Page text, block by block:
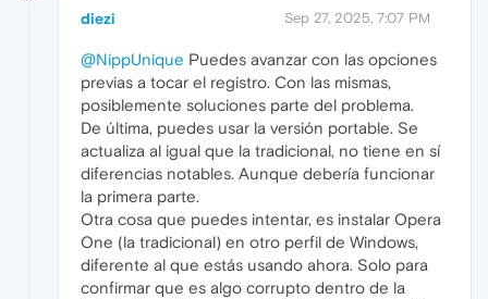
diezi Sep 27, 2025, 7:07 PM
@NippUnique Puedes avanzar con las opciones
previas a tocar el registro. Con las mismas,
posiblemente soluciones parte del problema.
De última, puedes usar la versión portable. Se
actualiza al igual que la tradicional, no tiene en sí
diferencias notables. Aunque debería funcionar
la primera parte.
Otra cosa que puedes intentar, es instalar Opera
One (la tradicional) en otro perfil de Windows,
diferente al que estás usando ahora. Solo para
confirmar que es algo corrupto dentro de la